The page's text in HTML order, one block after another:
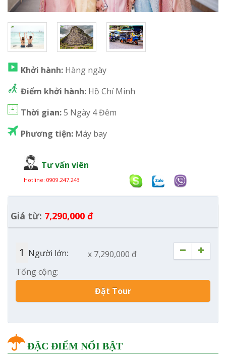
Khởi hành:Hàng ngày
Điểm khởi hành: Hồ Chí Minh
Thời gian:5 Ngày 4 Đêm
Phương tiện: Máy bay
Tư vấn viên
Hotline: 0909.247.243
Giá từ: 7,290,000 đ
Người lớn:
x 7,290,000 đ
Tổng cộng:
Đặt Tour
ĐẶC ĐIỂM NỔI BẬT